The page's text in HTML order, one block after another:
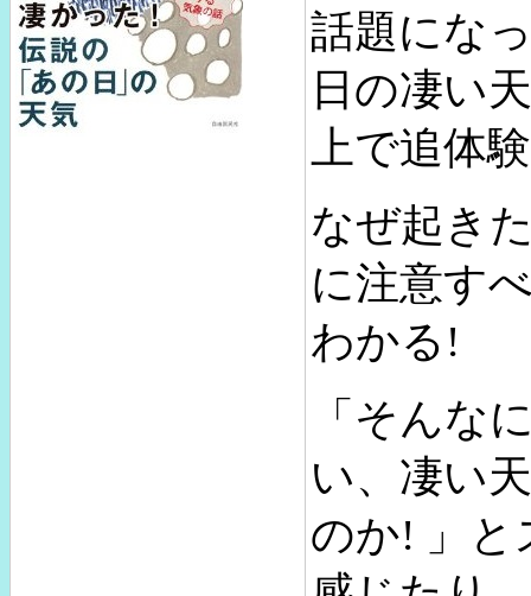
話題にな
日の凄い
上で追体
なぜ起き
に注意す
わかる!
「そんな
い、凄い
のか! 」と